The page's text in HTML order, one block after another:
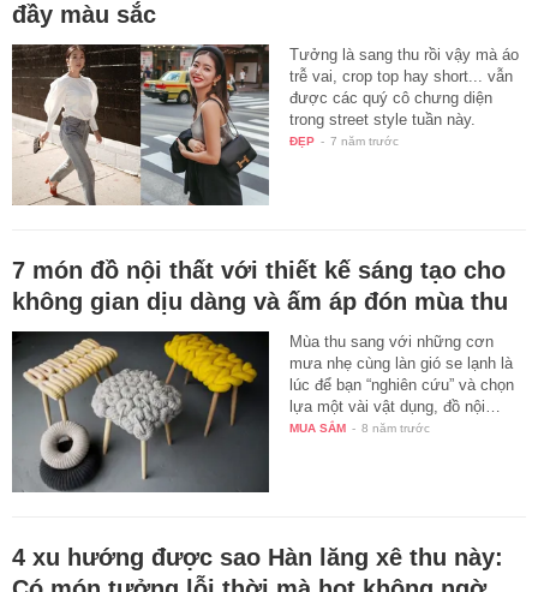
đầy màu sắc
Tưởng là sang thu rồi vậy mà áo
trễ vai, crop top hay short... vẫn
được các quý cô chưng diện
trong street style tuần này.
ĐẸP - 7 năm trước
7 món đồ nội thất với thiết kế sáng tạo cho
không gian dịu dàng và ấm áp đón mùa thu
Mùa thu sang với những cơn
mưa nhẹ cùng làn gió se lạnh là
lúc để bạn “nghiên cứu” và chọn
lựa một vài vật dụng, đồ nội…
MUA SẮM - 8 năm trước
4 xu hướng được sao Hàn lăng xê thu này: